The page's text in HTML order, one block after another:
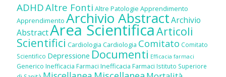
ADHDAltre Fonti Altre Patologie Apprendimento
Apprendimento Archivio AbstractArchivio
AbstractArea ScientificaArticoli
Scientifici Cardiologia Cardiologia Comitato Comitato
Scientifico Depressione Documenti Efficacia farmaci
Generico Inefficacia Farmaci Inefficacia Farmaci Istituto Superiore